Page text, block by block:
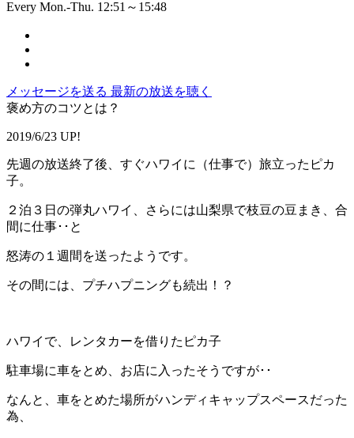
Every Mon.-Thu. 12:51～15:48
メッセージを送る 最新の放送を聴く
褒め方のコツとは？
2019/6/23 UP!
先週の放送終了後、すぐハワイに（仕事で）旅立ったピカ
子。
２泊３日の弾丸ハワイ、さらには山梨県で枝豆の豆まき、合
間に仕事･･と
怒涛の１週間を送ったようです。
その間には、プチハプニングも続出！？
ハワイで、レンタカーを借りたピカ子
駐車場に車をとめ、お店に入ったそうですが･･
なんと、車をとめた場所がハンディキャップスペースだった
為、